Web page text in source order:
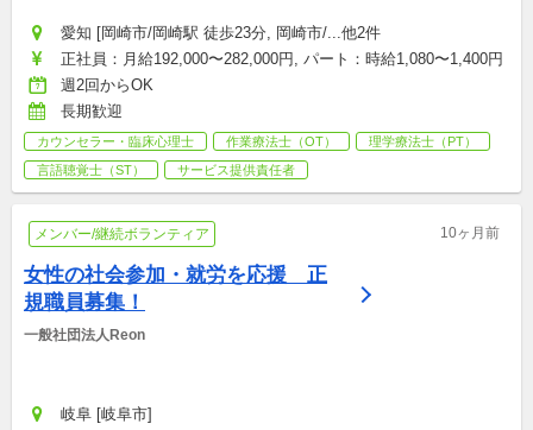
愛知 [岡崎市/岡崎駅 徒歩23分, 岡崎市/...他2件
正社員：月給192,000〜282,000円, パート：時給1,080〜1,400円
週2回からOK
長期歓迎
カウンセラー・臨床心理士 作業療法士（OT）
理学療法士（PT）
言語聴覚士（ST）
サービス提供責任者
メンバー/継続ボランティア 10ヶ月前
女性の社会参加・就労を応援　正
規職員募集！
一般社団法人Reon
岐阜 [岐阜市]